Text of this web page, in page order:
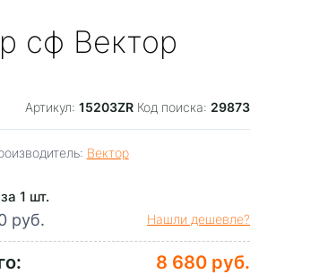
сф Вектор
Артикул: 15203ZR Код поиска: 29873
Вектор
1 шт.
руб. Нашли дешевле?
8 680 руб.